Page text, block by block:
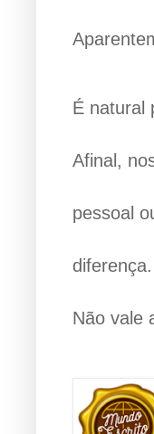
É natural
Afinal,
pessoal
Não vale